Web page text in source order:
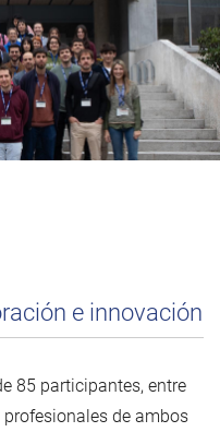
e innovación
85 participantes, entre
de ambos